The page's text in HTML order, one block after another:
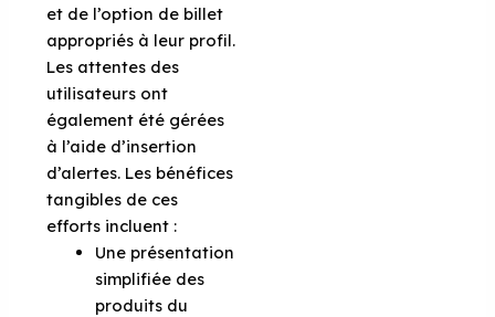
et de l’option de billet
appropriés à leur profil.
Les attentes des
utilisateurs ont
également été gérées
à l’aide d’insertion
d’alertes. Les bénéfices
tangibles de ces
efforts incluent :
Une présentation
simplifiée des
produits du